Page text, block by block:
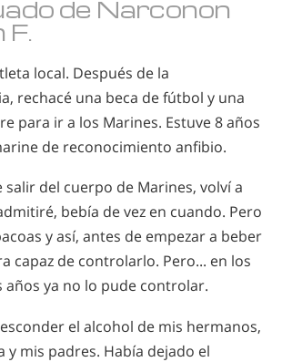
de Narconon
local. Después de la
rechacé una beca de fútbol y una
para ir a los Marines. Estuve 8 años
de reconocimiento anfibio.
salir del cuerpo de Marines, volví a
bebía de vez en cuando. Pero
y así, antes de empezar a beber
capaz de controlarlo. Pero... en los
años ya no lo pude controlar.
el alcohol de mis hermanos,
y mis padres. Había dejado el